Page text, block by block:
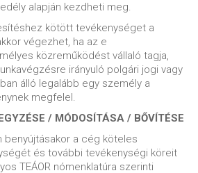
alapján kezdheti meg.
kötött tevékenységet a
végezhet, ha az e
közreműködést vállaló tagja,
irányuló polgári jogi vagy
álló legalább egy személy a
megfelel.
/ MÓDOSÍTÁSA / BŐVÍTÉSE
benyújtásakor a cég köteles
és további tevékenységi köreit
TEÁOR nómenklatúra szerinti